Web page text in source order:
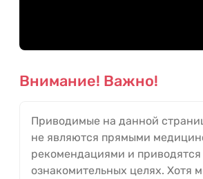
Внимание! Важно!
Приводимые на данной
не являются прямыми
рекомендациями и приводятся
ознакомительных целях. Хотя